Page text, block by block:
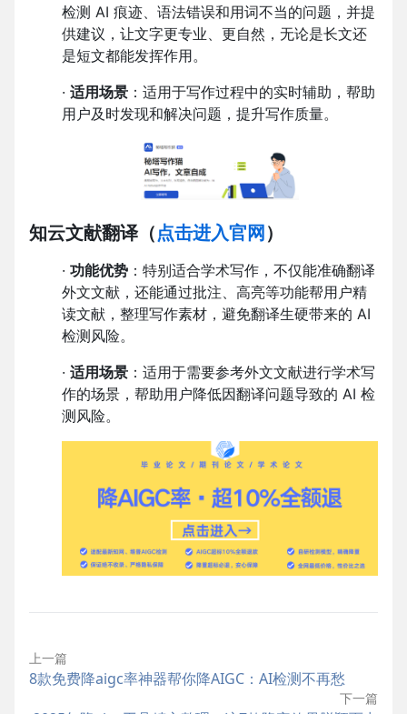
检测 AI 痕迹、语法错误和用词不当的问题，并提
供建议，让文字更专业、更自然，无论是长文还
是短文都能发挥作用。
· 适用场景 ：适用于写作过程中的实时辅助，帮助
用户及时发现和解决问题，提升写作质量。
知云文献翻译 （点击进入官网 ）
· 功能优势 ：特别适合学术写作，不仅能准确翻译
外文文献，还能通过批注、高亮等功能帮用户精
读文献，整理写作素材，避免翻译生硬带来的 AI
检测风险。
· 适用场景 ：适用于需要参考外文文献进行学术写
作的场景，帮助用户降低因翻译问题导致的 AI 检
测风险。
上一篇
8款免费降aigc率神器帮你降AIGC：AI检测不再愁
下一篇